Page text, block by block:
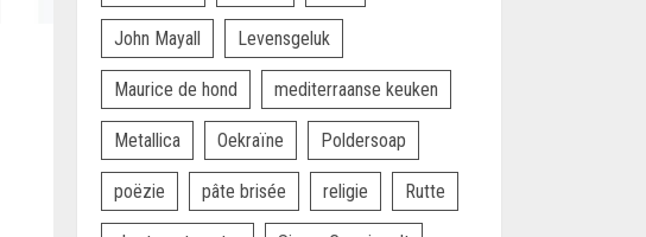
John Mayall Levensgeluk
Maurice de hond mediterraanse keuken
Metallica Oekraïne Poldersoap
poëzie pâte brisée religie Rutte